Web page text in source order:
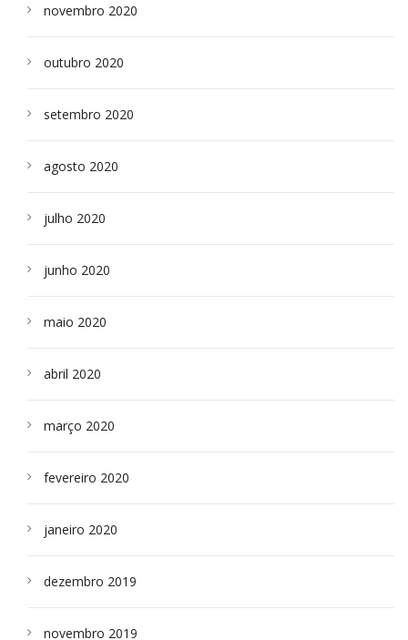
novembro 2020
outubro 2020
setembro 2020
agosto 2020
julho 2020
junho 2020
maio 2020
abril 2020
março 2020
fevereiro 2020
janeiro 2020
dezembro 2019
novembro 2019